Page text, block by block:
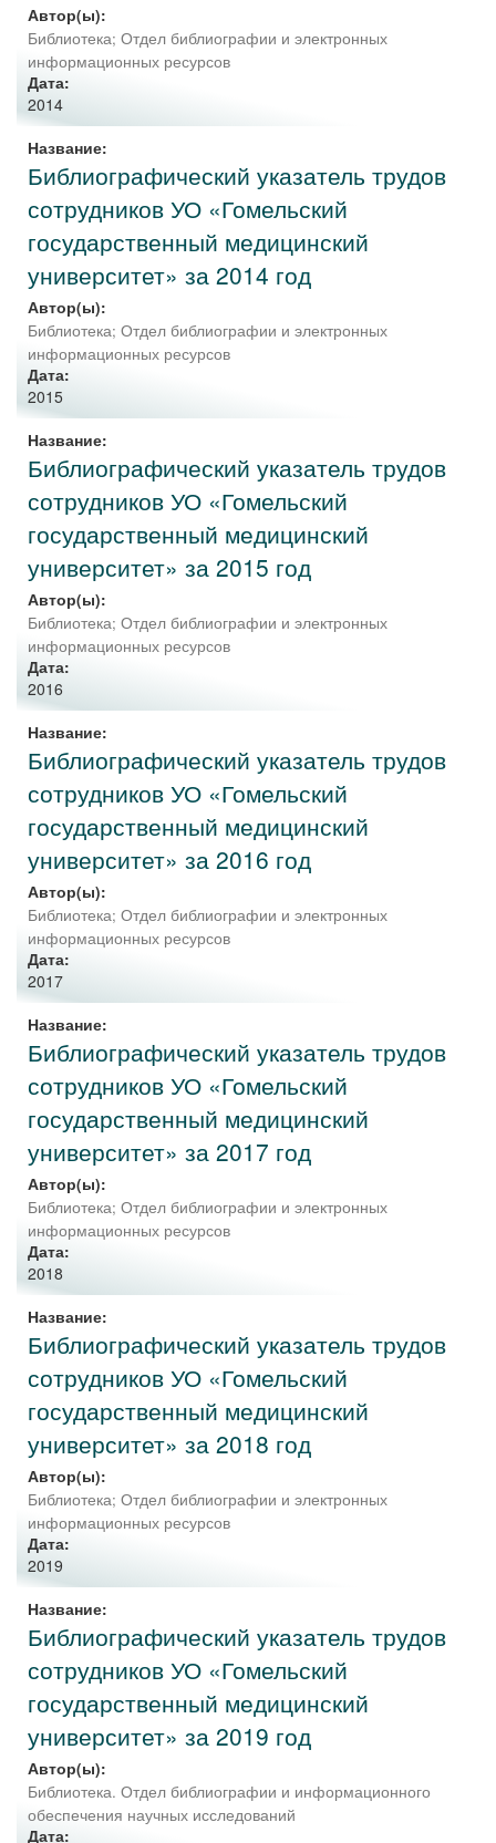
Автор(ы):
Библиотека; Отдел библиографии и электронных
информационных ресурсов
Дата:
2014
Название:
Библиографический указатель трудов
сотрудников УО «Гомельский
государственный медицинский
университет» за 2014 год
Автор(ы):
Библиотека; Отдел библиографии и электронных
информационных ресурсов
Дата:
2015
Название:
Библиографический указатель трудов
сотрудников УО «Гомельский
государственный медицинский
университет» за 2015 год
Автор(ы):
Библиотека; Отдел библиографии и электронных
информационных ресурсов
Дата:
2016
Название:
Библиографический указатель трудов
сотрудников УО «Гомельский
государственный медицинский
университет» за 2016 год
Автор(ы):
Библиотека; Отдел библиографии и электронных
информационных ресурсов
Дата:
2017
Название:
Библиографический указатель трудов
сотрудников УО «Гомельский
государственный медицинский
университет» за 2017 год
Автор(ы):
Библиотека; Отдел библиографии и электронных
информационных ресурсов
Дата:
2018
Название:
Библиографический указатель трудов
сотрудников УО «Гомельский
государственный медицинский
университет» за 2018 год
Автор(ы):
Библиотека; Отдел библиографии и электронных
информационных ресурсов
Дата:
2019
Название:
Библиографический указатель трудов
сотрудников УО «Гомельский
государственный медицинский
университет» за 2019 год
Автор(ы):
Библиотека. Отдел библиографии и информационного
обеспечения научных исследований
Дата: